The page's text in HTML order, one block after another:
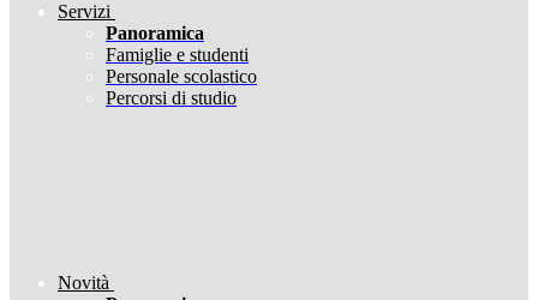
Servizi
Panoramica
Famiglie e studenti
Personale scolastico
Percorsi di studio
Novità